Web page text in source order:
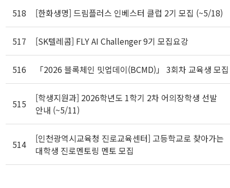
518 [한화생명] 드림플러스 인베스터 클럽 2기 모집 (~5/18)
517 [SK텔레콤] FLY AI Challenger 9기 모집요강
516 「2026 블록체인 밋업데이(BCMD)」 3회차 교육생 모집
515
[학생지원과] 2026학년도 1학기 2차 어의장학생 선발
안내 (~5/11)
514
[인천광역시교육청 진로교육센터] 고등학교로 찾아가는
대학생 진로멘토링 멘토 모집